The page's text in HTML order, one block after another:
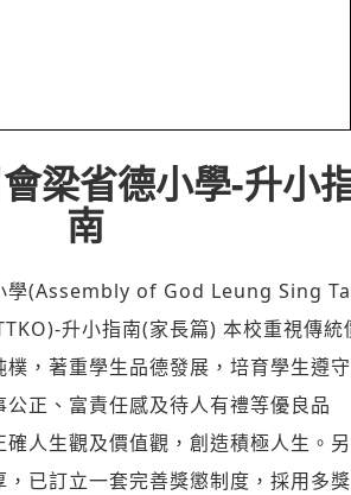
梁省德小學-升小
南
學(Assembly of God Leung Sing
升小指南(家長篇) 本校重視傳統
，著重學生品德發展，培育學生遵守
正、富責任感及待人有禮等優良品
人生觀及價值觀，創造積極人生。另
已訂立一套完善獎懲制度，採用多獎